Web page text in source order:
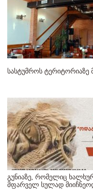
სასტუმროს ტერიტორიაზე
გუნიაზე, რომელიც
მფარველ სულად